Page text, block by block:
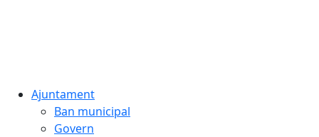
Ajuntament
Ban municipal
Govern